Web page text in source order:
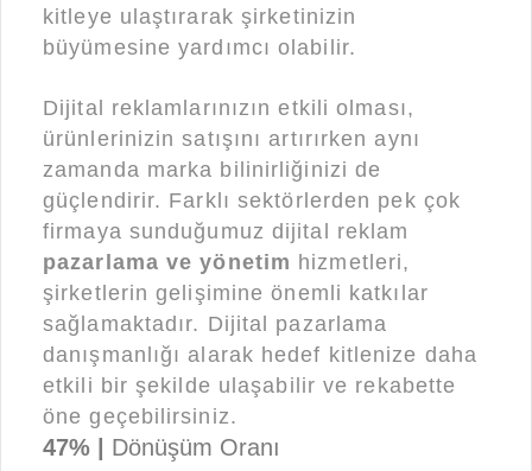
kitleye ulaştırarak şirketinizin
büyümesine yardımcı olabilir.
Dijital reklamlarınızın etkili olması,
ürünlerinizin satışını artırırken aynı
zamanda marka bilinirliğinizi de
güçlendirir. Farklı sektörlerden pek çok
firmaya sunduğumuz dijital reklam
pazarlama ve yönetim hizmetleri,
şirketlerin gelişimine önemli katkılar
sağlamaktadır. Dijital pazarlama
danışmanlığı alarak hedef kitlenize daha
etkili bir şekilde ulaşabilir ve rekabette
öne geçebilirsiniz.
47% | Dönüşüm Oranı